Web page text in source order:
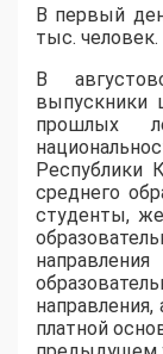
В первый
тыс. человек.
В
выпускники
прошлых
Республики
среднего
студенты,
платной